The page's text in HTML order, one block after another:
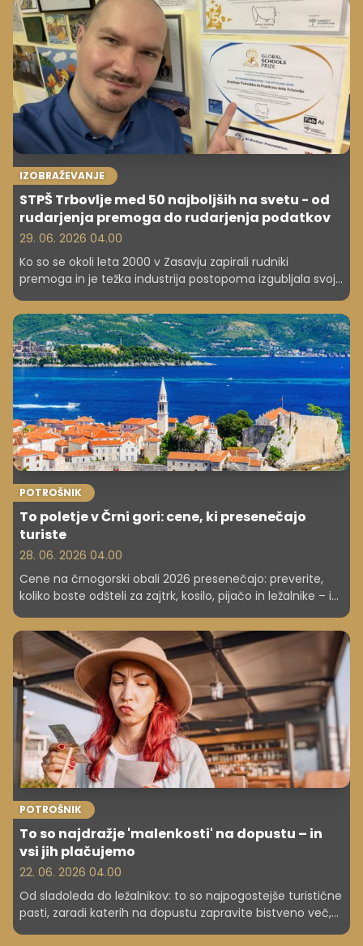
IZOBRAŽEVANJE
STPŠ Trbovlje med 50 najboljših na svetu - od
rudarjenja premoga do rudarjenja podatkov
29. 06. 2026 04.00
Ko so se okoli leta 2000 v Zasavju zapirali rudniki
premoga in je težka industrija postopoma izgubljala svoj
gospodarskega središča. V času negotovosti in iskanja
novih razvojnih poti si je le malokdo predstavljal, da bo
prav ena tamkajšnjih srednjih šol čez nekaj let postala del
svetovne izobraževalne elite. A prav to se je zgodilo.
POTROŠNIK
To poletje v Črni gori: cene, ki presenečajo
turiste
28. 06. 2026 04.00
Cene na črnogorski obali 2026 presenečajo: preverite,
koliko boste odšteli za zajtrk, kosilo, pijačo in ležalnike – in
POTROŠNIK
To so najdražje 'malenkosti' na dopustu – in
vsi jih plačujemo
22. 06. 2026 04.00
Od sladoleda do ležalnikov: to so najpogostejše turistične
pasti, zaradi katerih na dopustu zapravite bistveno več,